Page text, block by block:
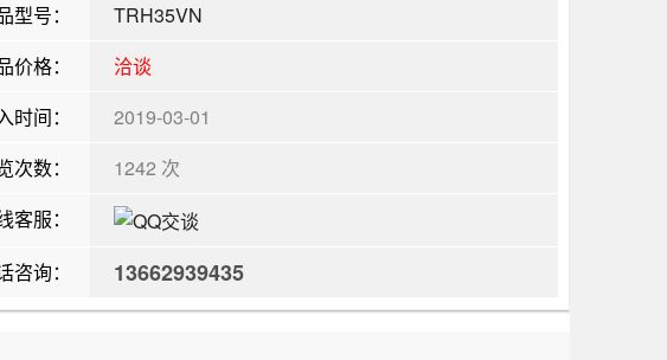
型号：
TRH35VN
价格：
洽谈
时间：
2019-03-01
次数：
1242 次
客服：
咨询：
13662939435